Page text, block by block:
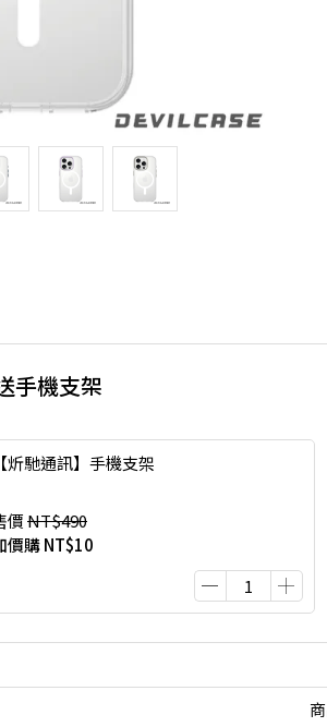
手機支架
【炘馳通訊】手機支架
價NT$490
價購NT$10